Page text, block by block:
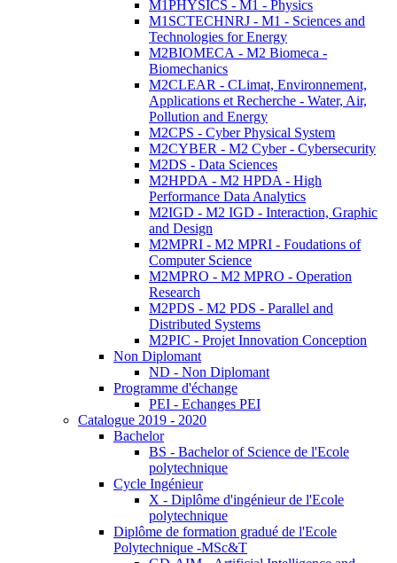
M1PHYSICS - M1 - Physics
M1SCTECHNRJ - M1 - Sciences and
Technologies for Energy
M2BIOMECA - M2 Biomeca -
Biomechanics
M2CLEAR - CLimat, Environnement,
Applications et Recherche - Water, Air,
Pollution and Energy
M2CPS - Cyber Physical System
M2CYBER - M2 Cyber - Cybersecurity
M2DS - Data Sciences
M2HPDA - M2 HPDA - High
Performance Data Analytics
M2IGD - M2 IGD - Interaction, Graphic
and Design
M2MPRI - M2 MPRI - Foudations of
Computer Science
M2MPRO - M2 MPRO - Operation
Research
M2PDS - M2 PDS - Parallel and
Distributed Systems
M2PIC - Projet Innovation Conception
Non Diplomant
ND - Non Diplomant
Programme d'échange
PEI - Echanges PEI
Catalogue 2019 - 2020
Bachelor
BS - Bachelor of Science de l'Ecole
polytechnique
Cycle Ingénieur
X - Diplôme d'ingénieur de l'Ecole
polytechnique
Diplôme de formation gradué de l'Ecole
Polytechnique -MSc&T